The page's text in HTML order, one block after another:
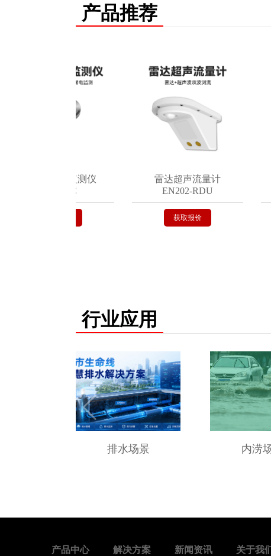
产品推荐
地埋式积水监测仪
雷达超声流量计
EN202-RDU
获取报价
行业应用
排水场景 内涝
产品中心 解决方案 新闻资讯 关于我